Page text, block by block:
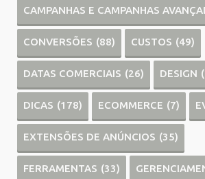
CAMPANHAS E CAMPANHAS
CONVERSÕES (88) CUSTOS (49)
DATAS COMERCIAIS (26) DESIGN
DICAS (178) ECOMMERCE (7)
EXTENSÕES DE ANÚNCIOS (35)
FERRAMENTAS (33)